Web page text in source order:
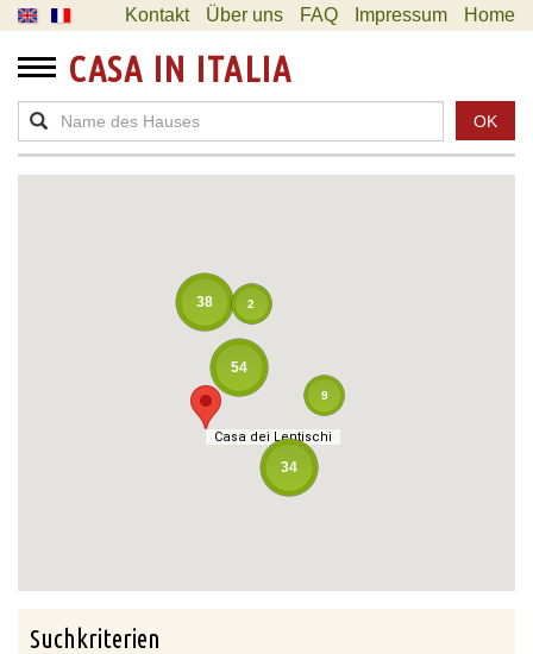
Kontakt Über uns FAQ Impressum Home
CASA IN ITALIA
OK
Casa dei Lentischi
54
38
34
Casa dei Lentischi
9
2
Suchkriterien